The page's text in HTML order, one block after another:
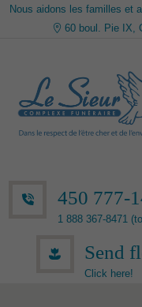
Nous aidons les familles et
60 boul. Pie IX,
450 777-
1 888 367-8471
Send
Click here!